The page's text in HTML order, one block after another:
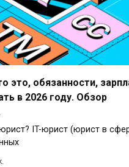
это, обязанности,
в 2026 году. Обзор
IT-юрист (юрист в